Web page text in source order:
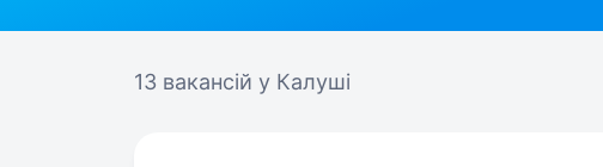
13 вакансій у Калуші